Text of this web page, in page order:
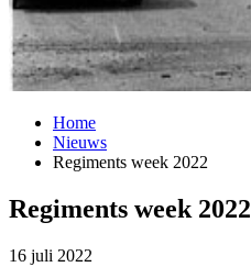
Home
Nieuws
Regiments week 2022
Regiments week 2022
16 juli 2022